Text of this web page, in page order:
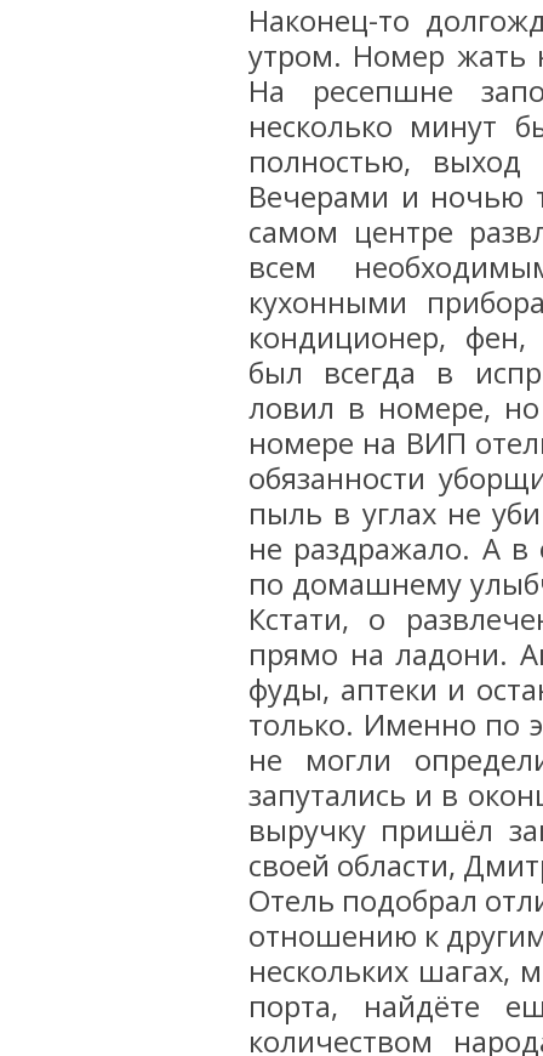
Наконец-то
утром. Номер жать
На ресепшне
несколько минут
полностью,
Вечерами и ночью
самом центре
всем
кухонными
кондиционер, фен,
был всегда в
ловил в номере,
номере на ВИП
обязанности
пыль в углах не
не раздражало. А
по домашнему
Кстати, о
прямо на ладони.
фуды, аптеки и
только. Именно по
не могли
запутались и в
выручку пришёл
своей области,
Отель подобрал
отношению к
нескольких шагах,
порта, найдёте
количеством